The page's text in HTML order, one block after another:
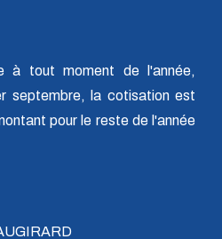
à tout moment de l'année,
septembre, la cotisation est
pour le reste de l'année